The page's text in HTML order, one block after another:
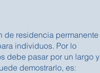
de residencia permanente
individuos. Por lo
debe pasar por un largo y
demostrarlo, es: